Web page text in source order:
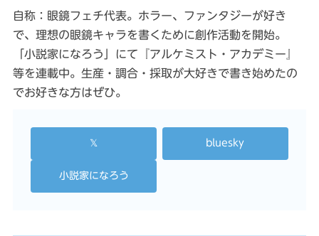
自称：眼鏡フェチ代表。ホラー、ファンタジーが好き
で、理想の眼鏡キャラを書くために創作活動を開始。
「小説家になろう」にて『アルケミスト・アカデミー』
等を連載中。生産・調合・採取が大好きで書き始めたの
でお好きな方はぜひ。
𝕏 bluesky
小説家になろう